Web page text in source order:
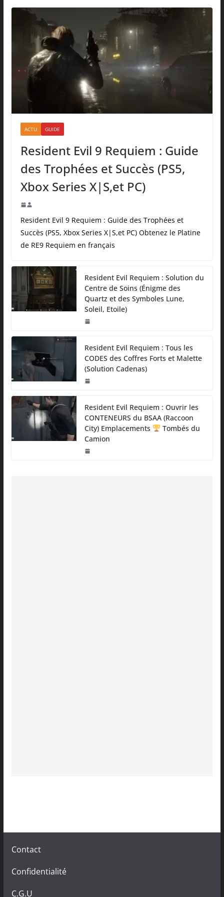
ACTU GUIDE
Resident Evil 9 Requiem : Guide
des Trophées et Succès (PS5,
Xbox Series X|S,et PC)
Resident Evil 9 Requiem : Guide des Trophées et
Succès (PS5, Xbox Series X|S,et PC) Obtenez le Platine
de RE9 Requiem en français
Resident Evil Requiem : Solution du
Centre de Soins (Énigme des
Quartz et des Symboles Lune,
Soleil, Etoile)
Resident Evil Requiem : Tous les
CODES des Coffres Forts et Malette
(Solution Cadenas)
Resident Evil Requiem : Ouvrir les
CONTENEURS du BSAA (Raccoon
City) Emplacements
Tombés du
Camion
Contact
Confidentialité
C.G.U